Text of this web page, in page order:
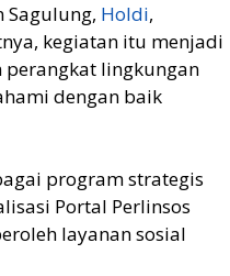
Sagulung, Holdi,
kegiatan itu menjadi
lingkungan
dengan baik
program strategis
Portal Perlinsos
layanan sosial